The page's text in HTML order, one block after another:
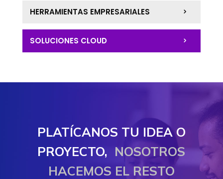
HERRAMIENTAS EMPRESARIALES
SOLUCIONES CLOUD
PLATÍCANOS TU IDEA O
PROYECTO, NOSOTROS
HACEMOS EL RESTO